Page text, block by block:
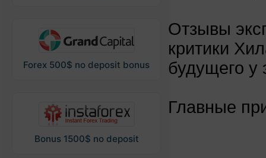
Forex 500$ no deposit bonus
Bonus 1500$ no deposit
Отзывы
критики
будущего у
Главные